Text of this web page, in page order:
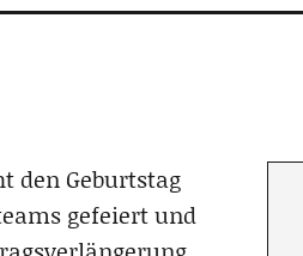
den Geburtstag
gefeiert und